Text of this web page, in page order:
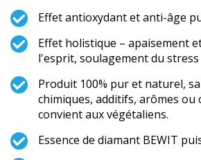
Effet antioxydant et anti-âge
Effet holistique – apaisement
l'esprit, soulagement du stress
Produit 100% pur et naturel,
chimiques, additifs, arômes ou
convient aux végétaliens.
Essence de diamant BEWIT